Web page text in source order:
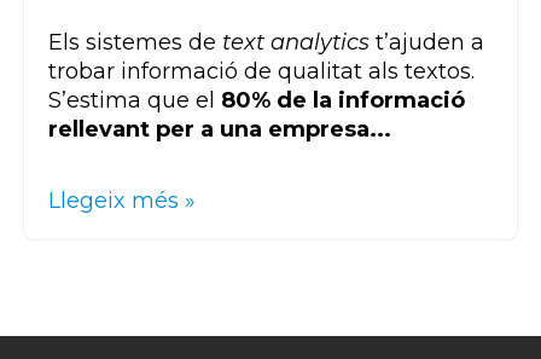
Els sistemes de text analytics t’ajuden a
trobar informació de qualitat als textos.
S’estima que el 80% de la informació
rellevant per a una empresa...
Llegeix més »